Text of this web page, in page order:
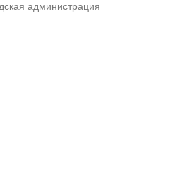
администрация